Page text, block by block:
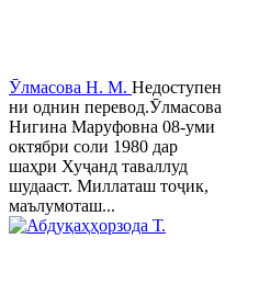
Ӯлмасова Н. М. Недоступен
ни однин перевод.Ӯлмасова
Нигина Маруфовна 08-уми
октябри соли 1980 дар
шаҳри Хуҷанд таваллуд
шудааст. Миллаташ тоҷик,
маълумоташ...